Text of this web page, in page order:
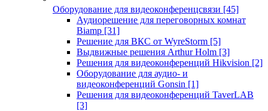
Оборудование для видеоконференцсвязи [45]
Аудиорешение для переговорных комнат
Biamp [31]
Решение для ВКС от WyreStorm [5]
Выдвижные решения Arthur Holm [3]
Решения для видеоконференций Hikvision [2]
Оборудование для аудио- и
видеоконференций Gonsin [1]
Решения для видеоконференций TaverLAB
[3]